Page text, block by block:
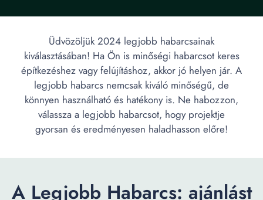
Üdvözöljük 2024 legjobb habarcsainak
kiválasztásában! Ha Ön is minőségi habarcsot keres
építkezéshez vagy felújításhoz, akkor jó helyen jár. A
legjobb habarcs nemcsak kiváló minőségű, de
könnyen használható és hatékony is. Ne habozzon,
válassza a legjobb habarcsot, hogy projektje
gyorsan és eredményesen haladhasson előre!
A Legjobb Habarcs: ajánlást